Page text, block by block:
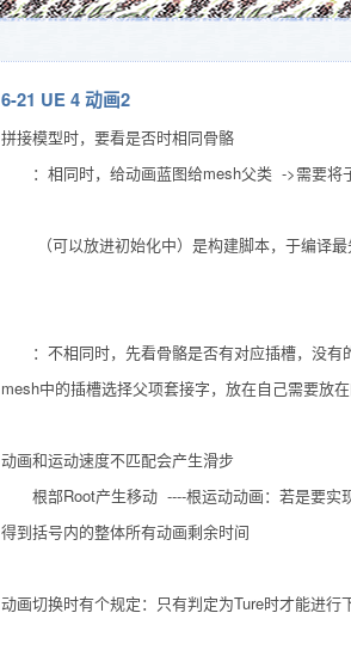
6-21 UE 4 动画2
拼接模型时，要看是否时相同骨骼
：相同时，给动画蓝图给mesh父类 ->需要将
（可以放进初始化中） 是构建脚本，于编译
：不相同时，先看骨骼是否有对应插槽，没有
mesh中的插槽选择父项套接字，放在自己需要放
动画和运动速度不匹配会产生滑步
根部Root产生移动 ----根运动动画：若是要实
得到括号内的整体所有动画剩余时间
动画切换时有个规定：只有判定为Ture时才能进行